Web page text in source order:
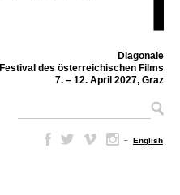
Diagonale
Festival des österreichischen Films
7. – 12. April 2027, Graz
– English